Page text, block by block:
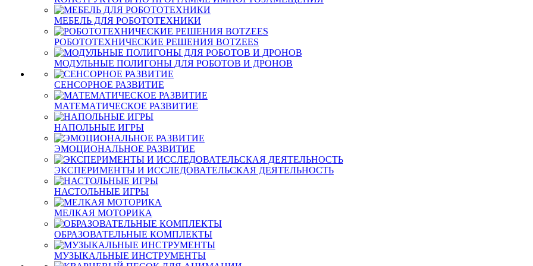
МЕБЕЛЬ ДЛЯ РОБОТОТЕХНИКИ
РОБОТОТЕХНИЧЕСКИЕ РЕШЕНИЯ BOTZEES
МОДУЛЬНЫЕ ПОЛИГОНЫ ДЛЯ РОБОТОВ И ДРОНОВ
СЕНСОРНОЕ РАЗВИТИЕ
МАТЕМАТИЧЕСКОЕ РАЗВИТИЕ
НАПОЛЬНЫЕ ИГРЫ
ЭМОЦИОНАЛЬНОЕ РАЗВИТИЕ
ЭКСПЕРИМЕНТЫ И ИССЛЕДОВАТЕЛЬСКАЯ ДЕЯТЕЛЬНОСТЬ
НАСТОЛЬНЫЕ ИГРЫ
МЕЛКАЯ МОТОРИКА
ОБРАЗОВАТЕЛЬНЫЕ КОМПЛЕКТЫ
МУЗЫКАЛЬНЫЕ ИНСТРУМЕНТЫ